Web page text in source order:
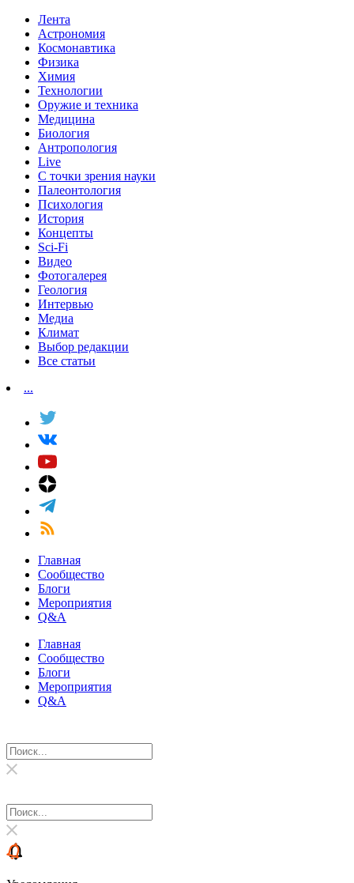
Лента
Астрономия
Космонавтика
Физика
Химия
Технологии
Оружие и техника
Медицина
Биология
Антропология
Live
С точки зрения науки
Палеонтология
Психология
История
Концепты
Sci-Fi
Видео
Фотогалерея
Геология
Интервью
Медиа
Климат
Выбор редакции
Все статьи
...
Главная
Сообщество
Блоги
Мероприятия
Q&A
Главная
Сообщество
Блоги
Мероприятия
Q&A